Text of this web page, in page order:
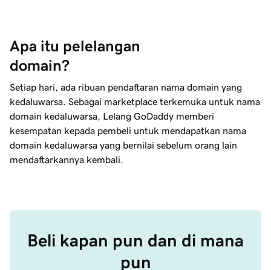
Apa itu pelelangan
domain?
Setiap hari, ada ribuan pendaftaran nama domain yang
kedaluwarsa. Sebagai marketplace terkemuka untuk nama
domain kedaluwarsa, Lelang GoDaddy memberi
kesempatan kepada pembeli untuk mendapatkan nama
domain kedaluwarsa yang bernilai sebelum orang lain
mendaftarkannya kembali.
Beli kapan pun dan di mana
pun